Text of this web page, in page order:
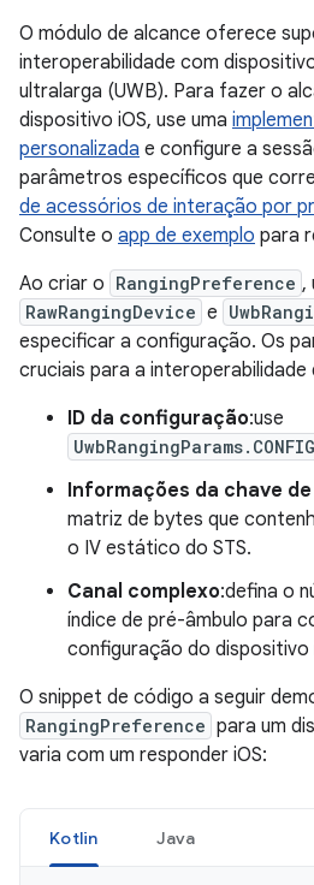
O módulo de alcance oferece
interoperabilidade com
ultralarga (UWB). Para fazer o
dispositivo iOS, use uma
personalizada e configure a
parâmetros específicos que
de acessórios de interação por
Consulte o app de exemplo para
Ao criar o RangingPreference ,
RawRangingDevice e
especificar a configuração. Os
cruciais para a interoperabilidade
ID da configuração:use
Informações da chave
matriz de bytes que
o IV estático do STS.
Canal complexo:defina o
índice de pré-âmbulo para
configuração do dispositivo
O snippet de código a seguir
RangingPreference para um
varia com um responder iOS:
Kotlin Java